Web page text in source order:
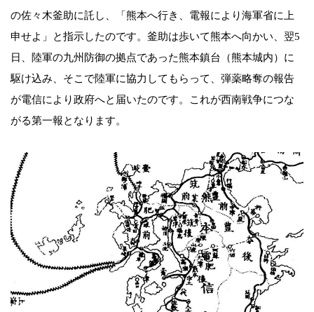
の佐々木釜助に託し、「熊本へ行き、電報により海軍省に上
申せよ」と指示したのです。釜助は歩いて熊本へ向かい、翌5
日、陸軍の九州防御の拠点であった熊本鎮台（熊本城内）に
駆け込み、そこで陸軍に協力してもらって、弾薬略奪の報告
が電信により政府へと届いたのです。これが西南戦争につな
がる第一報となります。